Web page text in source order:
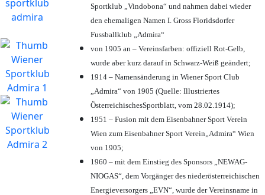
Sportklub „Vindobona“ und nahmen dabei wieder
den ehemaligen Namen I. Gross Floridsdorfer
Fussballklub „Admira“
von 1905 an – Vereinsfarben: offiziell Rot-Gelb,
wurde aber kurz darauf in Schwarz-Weiß geändert;
1914 – Namensänderung in Wiener Sport Club
„Admira“ von 1905 (Quelle: Illustriertes
ÖsterreichischesSportblatt, vom 28.02.1914);
1951 – Fusion mit dem Eisenbahner Sport Verein
Wien zum Eisenbahner Sport Verein„Admira“ Wien
von 1905;
1960 – mit dem Einstieg des Sponsors „NEWAG-
NIOGAS“, dem Vorgänger des niederösterreichischen
Energieversorgers „EVN“, wurde der Vereinsname in